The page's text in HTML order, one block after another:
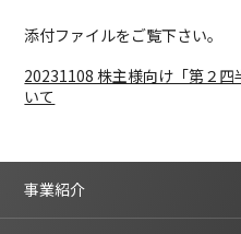
添付ファイルをご覧下さい。
20231108 株主様向け「第２
いて
事業紹介